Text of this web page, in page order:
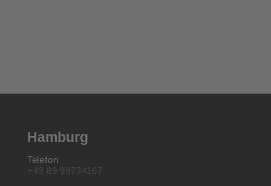
Hamburg
Telefon
+49 89 99734167